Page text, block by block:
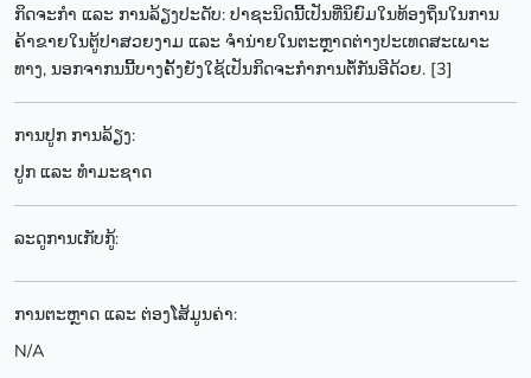
ກິດຈະກຳ ແລະ ການລ້ຽງປະດັບ: ປາຊະນິດນີ້ເປັນທີ່ນິຍົມໃນທ້ອງຖິ່ນໃນການ
ຄ້າຂາຍໃນຕູ້ປາສວຍງາມ ແລະ ຈຳນ່າຍໃນຕະຫຼາດຕ່າງປະເທດສະເພາະ
ທາງ, ນອກຈາກນນີ້ບາງຄັ້ງຍັງໃຊ້ເປັນກິດຈະກຳການຕໍ້ກັນອີດ້ວຍ. [3]
ການປູກ ການລ້ຽງ:
ປູກ ແລະ ທຳມະຊາດ
ລະດູການເກັບກູ້:
ການຕະຫຼາດ ແລະ ຕ່ອງໂສ້ມູນຄ່າ:
N/A